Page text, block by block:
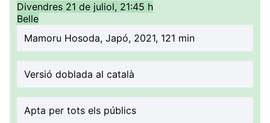
Divendres 21 de juliol, 21:45 h
Belle
Mamoru Hosoda, Japó, 2021, 121 min
Versió doblada al català
Apta per tots els públics